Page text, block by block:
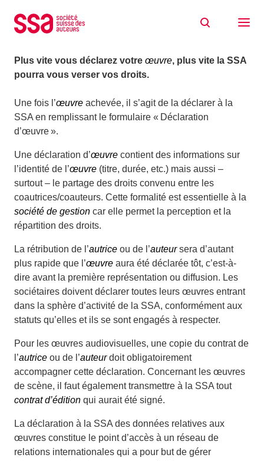
Plus vite vous déclarez votre œuvre, plus vite la SSA
pourra vous verser vos droits.
Une fois l’œuvre achevée, il s’agit de la déclarer à la
SSA en remplissant le formulaire « Déclaration
d’œuvre ».
Une déclaration d’œuvre contient des informations sur
l’identité de l’œuvre (titre, durée, etc.) mais aussi –
surtout – le partage des droits convenu entre les
coautrices/coauteurs. Cette formalité est essentielle à la
société de gestion car elle permet la perception et la
répartition des droits.
La rétribution de l’autrice ou de l’auteursera d’autant
plus rapide que l’œuvre aura été déclarée tôt, c’est-à-
dire avant la première représentation ou diffusion. Les
sociétaires doivent déclarer toutes leurs œuvres entrant
dans la sphère d’activité de la SSA, conformément aux
statuts qu’elles et ils se sont engagés à respecter.
Pour les œuvres audiovisuelles, une copie du contrat de
l’autrice ou de l’auteurdoit obligatoirement
accompagner cette déclaration. Concernant les œuvres
de scène, il faut également transmettre à la SSA tout
contrat d’édition qui aurait été signé.
La déclaration à la SSA des données relatives aux
œuvres constitue le point d’accès à un réseau de
relations internationales qui a pour but de gérer